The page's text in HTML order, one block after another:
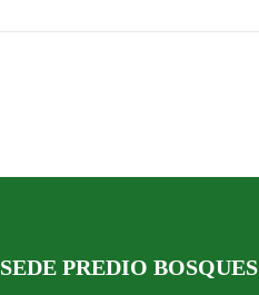
SEDE PREDIO BOSQUES